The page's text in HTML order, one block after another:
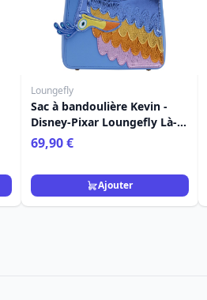
Loungefly
Sac à bandoulière Kevin -
Disney-Pixar Loungefly Là-
Haut
69,90 €
Ajouter